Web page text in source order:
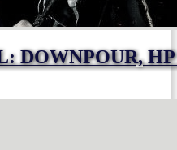
DOWNPOUR,